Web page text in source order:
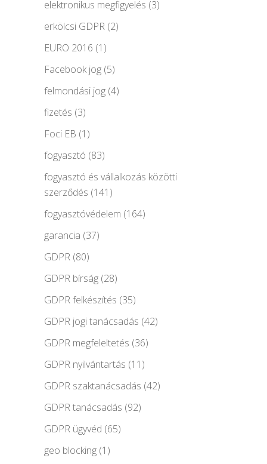
elektronikus megfigyelés (3)
erkölcsi GDPR (2)
EURO 2016 (1)
Facebook jog (5)
felmondási jog (4)
fizetés (3)
Foci EB (1)
fogyasztó (83)
fogyasztó és vállalkozás közötti
szerződés (141)
fogyasztóvédelem (164)
garancia (37)
GDPR (80)
GDPR bírság (28)
GDPR felkészítés (35)
GDPR jogi tanácsadás (42)
GDPR megfeleltetés (36)
GDPR nyilvántartás (11)
GDPR szaktanácsadás (42)
GDPR tanácsadás (92)
GDPR ügyvéd (65)
geo blocking (1)